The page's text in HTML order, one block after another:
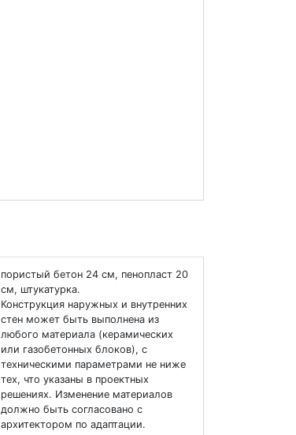
пористый бетон 24 см, пенопласт 20
см, штукатурка.
Конструкция наружных и внутренних
стен может быть выполнена из
любого материала (керамических
или газобетонных блоков), с
техническими параметрами не ниже
тех, что указаны в проектных
решениях. Изменение материалов
должно быть согласовано с
архитектором по адаптации.